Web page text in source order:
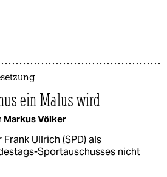
ein Malus wird
Markus Völker
Ullrich (SPD) als
Sportauschusses nicht